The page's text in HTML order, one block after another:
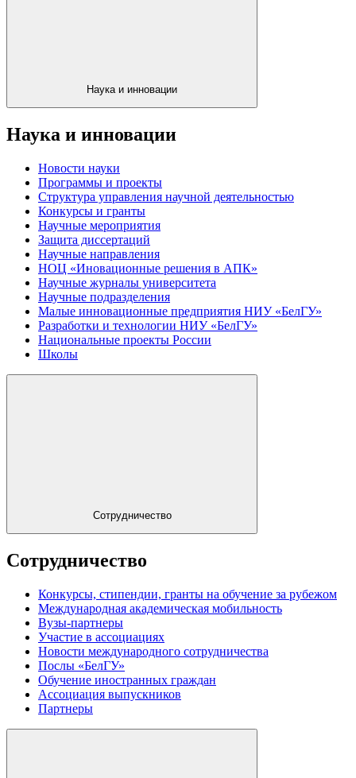
Наука и инновации
Наука и инновации
Новости науки
Программы и проекты
Структура управления научной деятельностью
Конкурсы и гранты
Научные мероприятия
Защита диссертаций
Научные направления
НОЦ «Иновационные решения в АПК»
Научные журналы университета
Научные подразделения
Малые инновационные предприятия НИУ «БелГУ»
Разработки и технологии НИУ «БелГУ»
Национальные проекты России
Школы
Сотрудничество
Сотрудничество
Конкурсы, стипендии, гранты на обучение за рубежом
Международная академическая мобильность
Вузы-партнеры
Участие в ассоциациях
Новости международного сотрудничества
Послы «БелГУ»
Обучение иностранных граждан
Ассоциация выпускников
Партнеры